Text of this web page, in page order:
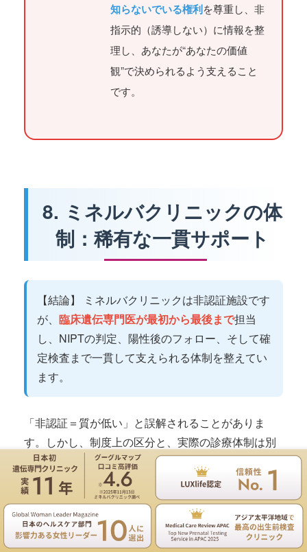
知らないでいる権利を尊重し、非
指示的（誘導しない）に情報を整
理し、あなたが“あなたの価値
観”で決められるよう支えること
です。
8. ミネルバクリニックの体
制：稀有な一貫サポート
【結論】 ミネルバクリニックは非認証施設です
が、 臨床遺伝専門医が最初から最後まで担当
し、NIPTの判定、陽性後のフォロー、そして確
定検査まで一貫して支えられる体制を整えてい
ます。
「非認証＝質が低い」と誤解されることがありま
す。しかし、制度上の区分と、実際の診療体制は別
の話です。大切なのは、
誰が、どのように説明し、
どこまで責任をもって伴走できるかです。
正確性を重視した検査選定
遺伝専門医のNIPT遺伝カウンセリングは無料
お電話 ご予約